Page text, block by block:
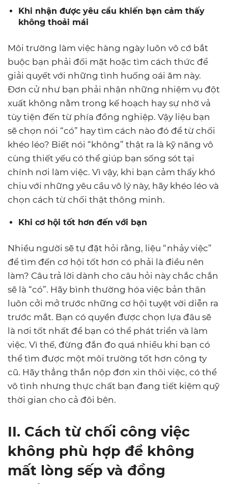
Khi nhận được yêu cầu khiến bạn cảm thấy
không thoải mái
Môi trường làm việc hàng ngày luôn vô cớ bắt
buộc bạn phải đối mặt hoặc tìm cách thức để
giải quyết với những tình huống oái ăm này.
Đơn cử như bạn phải nhận những nhiệm vụ đột
xuất không nằm trong kế hoạch hay sự nhờ vả
tùy tiện đến từ phía đồng nghiệp. Vậy liệu bạn
sẽ chọn nói “có” hay tìm cách nào đó để từ chối
khéo léo? Biết nói “không” thật ra là kỹ năng vô
cùng thiết yếu có thể giúp bạn sống sót tại
chính nơi làm việc. Vì vậy, khi bạn cảm thấy khó
chịu với những yêu cầu vô lý này, hãy khéo léo và
chọn cách từ chối thật thông minh.
Khi cơ hội tốt hơn đến với bạn
Nhiều người sẽ tự đặt hỏi rằng, liệu “nhảy việc”
để tìm đến cơ hội tốt hơn có phải là điều nên
làm? Câu trả lời dành cho câu hỏi này chắc chắn
sẽ là “có”. Hãy bình thường hóa việc bản thân
luôn cởi mở trước những cơ hội tuyệt vời diễn ra
trước mắt. Bạn có quyền được chọn lựa đâu sẽ
là nơi tốt nhất để bạn có thể phát triển và làm
việc. Vì thế, đừng đắn đo quá nhiều khi bạn có
thể tìm được một môi trường tốt hơn công ty
cũ. Hãy thẳng thắn nộp đơn xin thôi việc, có thể
vô tình nhưng thực chất bạn đang tiết kiệm quỹ
thời gian cho cả đôi bên.
II. Cách từ chối công việc
không phù hợp để không
mất lòng sếp và đồng